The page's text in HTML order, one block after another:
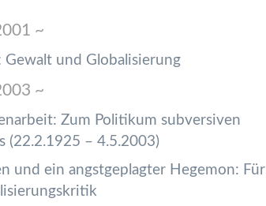
~
Gewalt und Globalisierung
~
Zum Politikum subversiven
(22.2.1925 – 4.5.2003)
und ein angstgeplagter Hegemon: Für